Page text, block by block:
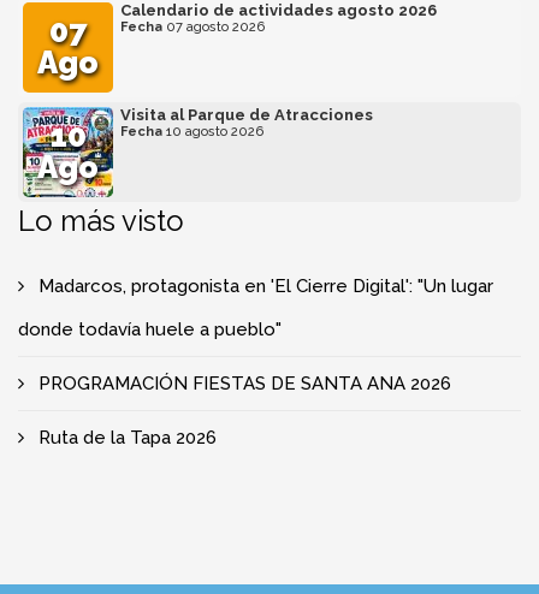
07
Ago
Calendario de actividades agosto 2026
Fecha 07 agosto 2026
10
Ago
Visita al Parque de Atracciones
Fecha 10 agosto 2026
Lo más visto
Madarcos, protagonista en 'El Cierre Digital': "Un lugar
donde todavía huele a pueblo"
PROGRAMACIÓN FIESTAS DE SANTA ANA 2026
Ruta de la Tapa 2026